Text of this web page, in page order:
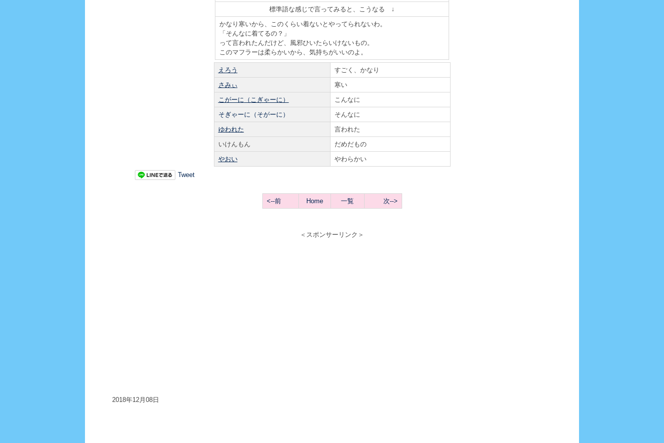
標準語な感じで言ってみると、こうなる ↓
かなり寒いから、このくらい着ないとやってられないわ。
「そんなに着てるの？」
って言われたんだけど、風邪ひいたらいけないもの。
このマフラーは柔らかいから、気持ちがいいのよ。
えろう
すごく、かなり
さみぃ
寒い
こがーに （こぎゃーに）
こんなに
そぎゃーに（そがーに）
そんなに
ゆわれた
言われた
いけんもん
だめだもの
やおい
やわらかい
Tweet
<--前 Home 一覧 次-->
＜スポンサーリンク＞
2018年12月08日